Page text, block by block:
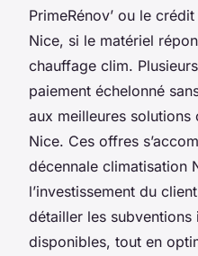
PrimeRénov’ ou le
Nice, si le matériel
chauffage clim.
paiement échelonné
aux meilleures solutions
Nice. Ces offres
décennale climatisation
l’investissement du
détailler les subventions
disponibles, tout en